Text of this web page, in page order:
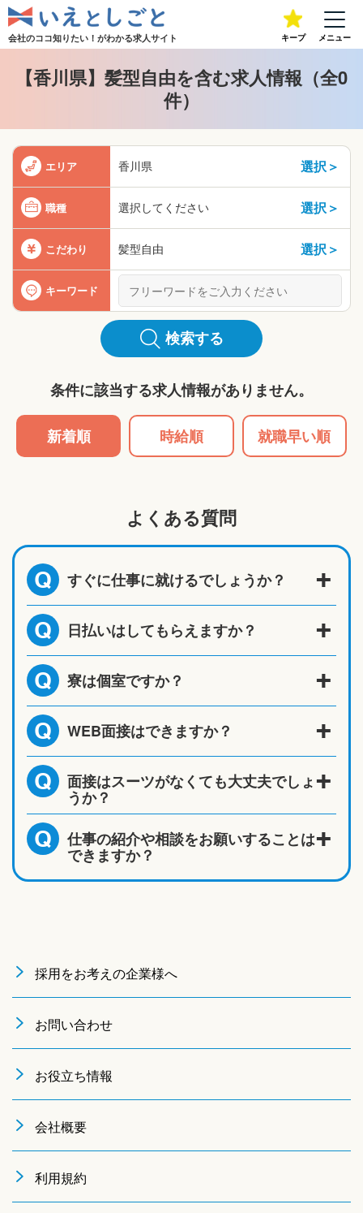
会社のココ知りたい！がわかる求人サイト キープ メニュー
【香川県】髪型自由を含む求人情報（全0
件）
エリア 香川県 選択＞
職種 選択してください 選択＞
こだわり 髪型自由 選択＞
キーワード
検索する
条件に該当する求人情報がありません。
新着順 時給順 就職早い順
よくある質問
Q すぐに仕事に就けるでしょうか？
Q 日払いはしてもらえますか？
Q 寮は個室ですか？
Q WEB面接はできますか？
Q 面接はスーツがなくても大丈夫でしょ
うか？
Q 仕事の紹介や相談をお願いすることは
できますか？
採用をお考えの企業様へ
お問い合わせ
お役立ち情報
会社概要
利用規約